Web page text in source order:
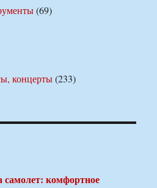
(69)
концерты(233)
комфортное